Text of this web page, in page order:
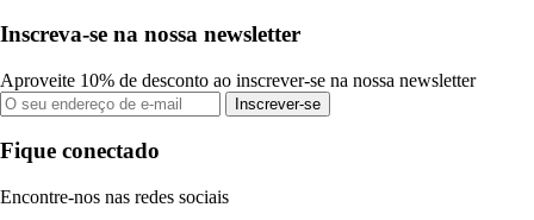
Inscreva-se na nossa newsletter
Aproveite 10% de desconto ao inscrever-se na nossa newsletter
Inscrever-se
Fique conectado
Encontre-nos nas redes sociais